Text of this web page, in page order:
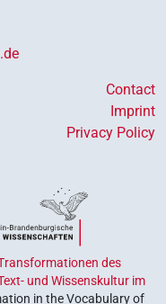
Contact
Imprint
Privacy Policy
des
und Wissenskultur im
in the Vocabulary of